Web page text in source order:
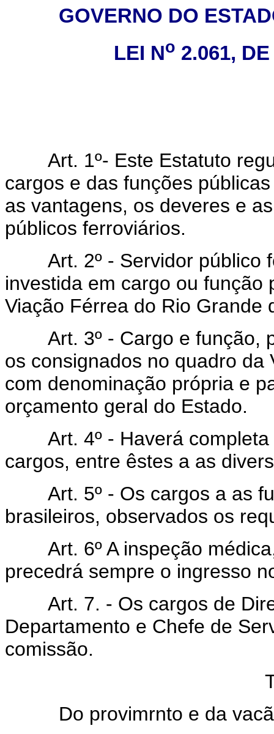
GOVERNO DO
LEI No 2.061,
Art. 1º- Este Estatuto
cargos e das funções
as vantagens, os deveres e
públicos ferroviários.
Art. 2º - Servidor público
investida em cargo ou função
Viação Férrea do Rio Grande
Art. 3º - Cargo e função,
os consignados no quadro
com denominação própria e
orçamento geral do Estado.
Art. 4º - Haverá completa
cargos, entre êstes a as
Art. 5º - Os cargos a as
brasileiros, observados os
Art. 6º A inspeção
precedrá sempre o ingresso
Art. 7. - Os cargos de
Departamento e Chefe de
comissão.
Do provimrnto e da